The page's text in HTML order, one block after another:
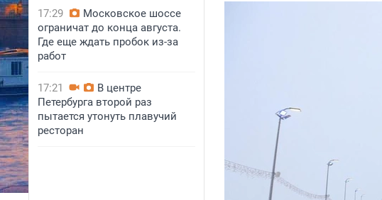
17:29
Московское шоссе
ограничат до конца августа.
Где еще ждать пробок из-за
работ
17:21
В центре
Петербурга второй раз
пытается утонуть плавучий
ресторан